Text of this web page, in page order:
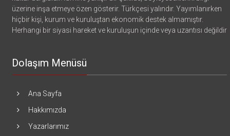
üzerine inşa etmeye özen gösterir. Türkçesi yalındır. Yayımlanırken
hiçbir kişi, kurum ve kuruluştan ekonomik destek almamıştır.
Herhangi bir siyasi hareket ve kuruluşun içinde veya uzantısı değildir
Dolaşım Menüsü
Ana Sayfa
Hakkımızda
Yazarlarımız